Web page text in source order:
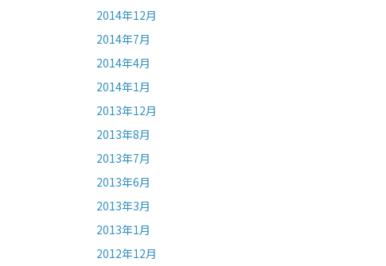
2014年12月
2014年7月
2014年4月
2014年1月
2013年12月
2013年8月
2013年7月
2013年6月
2013年3月
2013年1月
2012年12月